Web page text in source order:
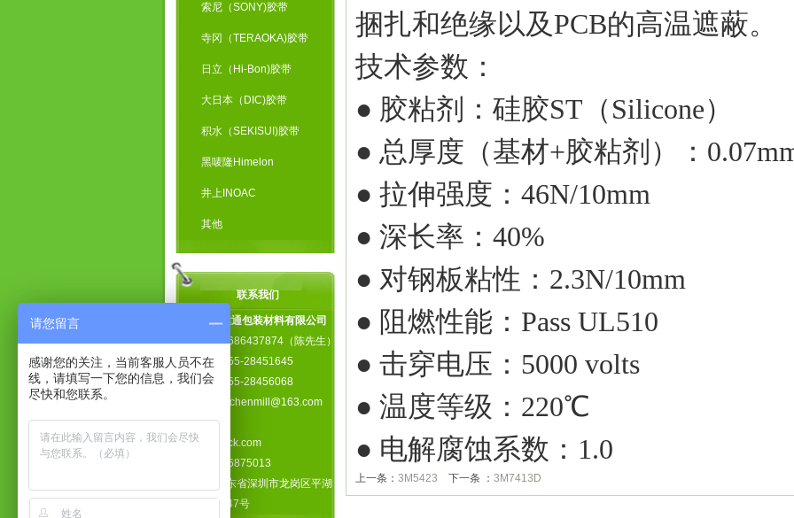
索尼（SONY)胶带
寺冈（TERAOKA)胶带
日立（Hi-Bon)胶带
大日本（DIC)胶带
积水（SEKISUI)胶带
黑唛隆Himelon
井上INOAC
其他
联系我们
深圳市富达通包装材料有限公司
手 机：13686437874（陈先生）
电 话：0755-28451645
传 真：0755-28456068
邮 箱：xiechenmill@163.com
网 址：
www.fdtpack.com
Q Q：346875013
地 址：广东省深圳市龙岗区平湖
镇新园路147号
捆扎和绝缘以及PCB的高温遮蔽。
技术参数：
● 胶粘剂：硅胶ST（Silicone）
● 总厚度（基材+胶粘剂）：
● 拉伸强度：46N/10mm
● 深长率：40%
● 对钢板粘性：2.3N/10mm
● 阻燃性能：Pass UL510
● 击穿电压：5000 volts
● 温度等级：220℃
● 电解腐蚀系数：1.0
上一条： 3M5423 下一条 ： 3M7413D
请您留言
感谢您的关注，当前客服人员不在
线，请填写一下您的信息，我们会
尽快和您联系。